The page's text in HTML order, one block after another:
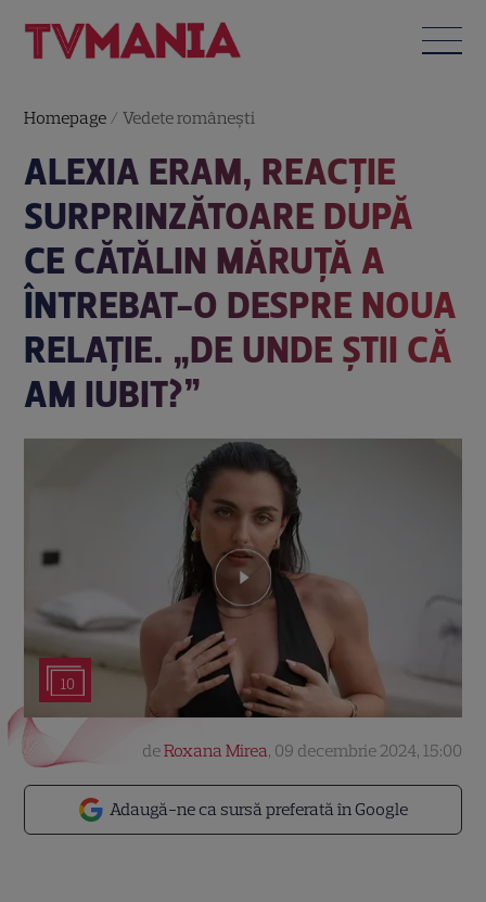
Homepage /Vedete româneşti
ALEXIA ERAM, REACȚIE
SURPRINZĂTOARE DUPĂ
CE CĂTĂLIN MĂRUȚĂ A
ÎNTREBAT-O DESPRE NOUA
RELAȚIE. „DE UNDE ȘTII CĂ
AM IUBIT?”
10
Adaugă-ne ca sursă preferată în Google
deRoxana Mirea, 09 decembrie 2024, 15:00